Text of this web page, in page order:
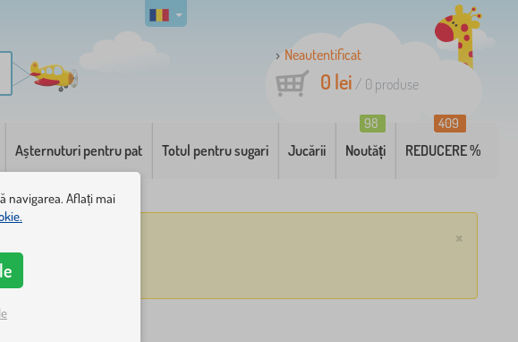
Neautentificat
0 lei / 0 produse
Așternuturi pentru pat Totul pentru sugari Jucării Noutăți
98
REDUCERE %
409
×
navigarea. Aflați mai